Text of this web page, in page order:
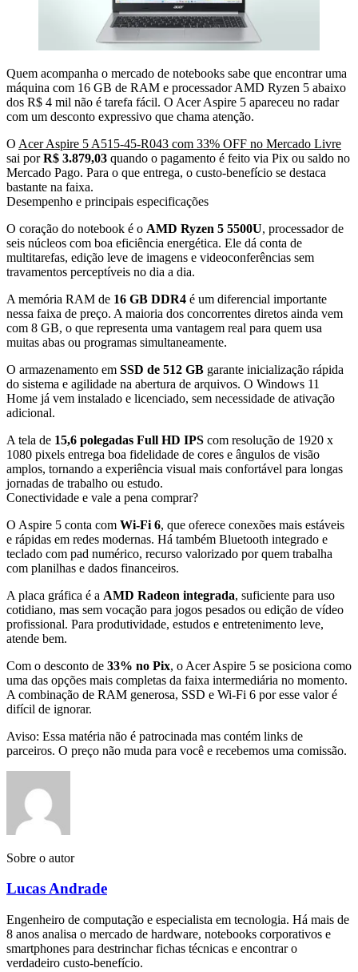
Quem acompanha o mercado de notebooks sabe que encontrar uma
máquina com 16 GB de RAM e processador AMD Ryzen 5 abaixo
dos R$ 4 mil não é tarefa fácil. O Acer Aspire 5 apareceu no radar
com um desconto expressivo que chama atenção.
O Acer Aspire 5 A515-45-R043 com 33% OFF no Mercado Livre
sai porR$ 3.879,03 quando o pagamento é feito via Pix ou saldo no
Mercado Pago. Para o que entrega, o custo-benefício se destaca
bastante na faixa.
Desempenho e principais especificações
O coração do notebook é o AMD Ryzen 5 5500U, processador de
seis núcleos com boa eficiência energética. Ele dá conta de
multitarefas, edição leve de imagens e videoconferências sem
travamentos perceptíveis no dia a dia.
A memória RAM de 16 GB DDR4 é um diferencial importante
nessa faixa de preço. A maioria dos concorrentes diretos ainda vem
com 8 GB, o que representa uma vantagem real para quem usa
muitas abas ou programas simultaneamente.
O armazenamento em SSD de 512 GB garante inicialização rápida
do sistema e agilidade na abertura de arquivos. O Windows 11
Home já vem instalado e licenciado, sem necessidade de ativação
adicional.
A tela de 15,6 polegadas Full HD IPS com resolução de 1920 x
1080 pixels entrega boa fidelidade de cores e ângulos de visão
amplos, tornando a experiência visual mais confortável para longas
jornadas de trabalho ou estudo.
Conectividade e vale a pena comprar?
O Aspire 5 conta com Wi-Fi 6, que oferece conexões mais estáveis
e rápidas em redes modernas. Há também Bluetooth integrado e
teclado com pad numérico, recurso valorizado por quem trabalha
com planilhas e dados financeiros.
A placa gráfica é a AMD Radeon integrada, suficiente para uso
cotidiano, mas sem vocação para jogos pesados ou edição de vídeo
profissional. Para produtividade, estudos e entretenimento leve,
atende bem.
Com o desconto de 33% no Pix, o Acer Aspire 5 se posiciona como
uma das opções mais completas da faixa intermediária no momento.
A combinação de RAM generosa, SSD e Wi-Fi 6 por esse valor é
difícil de ignorar.
Aviso: Essa matéria não é patrocinada mas contém links de
parceiros. O preço não muda para você e recebemos uma comissão.
Sobre o autor
Lucas Andrade
Engenheiro de computação e especialista em tecnologia. Há mais de
8 anos analisa o mercado de hardware, notebooks corporativos e
smartphones para destrinchar fichas técnicas e encontrar o
verdadeiro custo-benefício.